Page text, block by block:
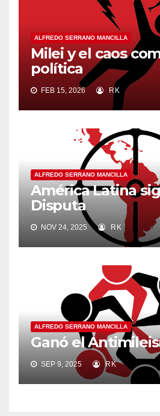
ALFREDO SERRANO MANCILLA
Milei y el caos
política
FEB 15, 2026 RK
ALFREDO SERRANO MANCILLA
América Latina
Disputa
NOV 24, 2025 RK
ALFREDO SERRANO MANCILLA
Ganó el
SEP 9, 2025 RK